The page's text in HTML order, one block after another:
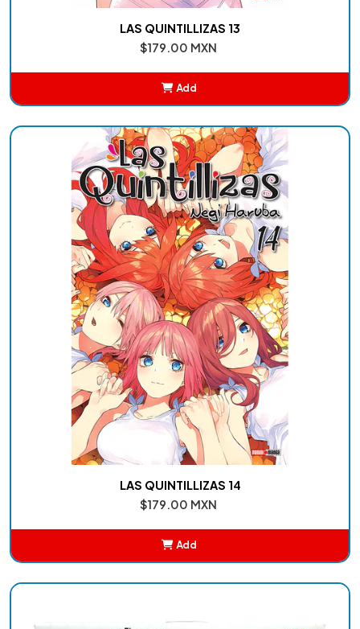
LAS QUINTILLIZAS 13
$179.00 MXN
Add
LAS QUINTILLIZAS 14
$179.00 MXN
Add